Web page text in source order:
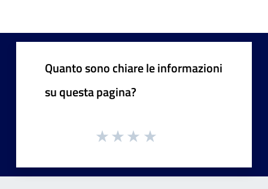
Quanto sono chiare le informazioni
su questa pagina?